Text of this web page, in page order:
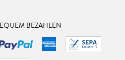
BEZAHLEN